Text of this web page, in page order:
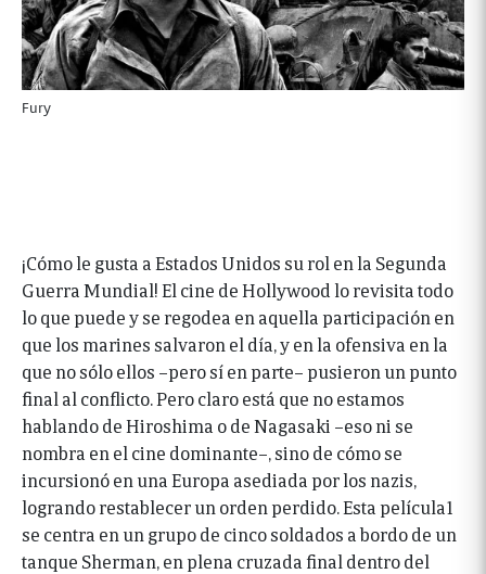
Fury
¡Cómo le gusta a Estados Unidos su rol en la Segunda
Guerra Mundial! El cine de Hollywood lo revisita todo
lo que puede y se regodea en aquella participación en
que los marines salvaron el día, y en la ofensiva en la
que no sólo ellos –pero sí en parte– pusieron un punto
final al conflicto. Pero claro está que no estamos
hablando de Hiroshima o de Nagasaki –eso ni se
nombra en el cine dominante–, sino de cómo se
incursionó en una Europa asediada por los nazis,
logrando restablecer un orden perdido. Esta película1
se centra en un grupo de cinco soldados a bordo de un
tanque Sherman, en plena cruzada final dentro del